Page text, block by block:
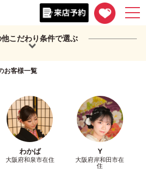
他こだわり条件で選ぶ
お客様一覧
わかば
大阪府和泉市在住
Y
大阪府岸和田市在
住